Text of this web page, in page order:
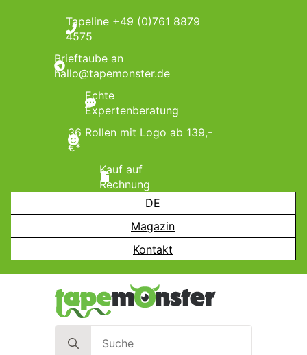
Tapeline +49 (0)761 8879
4575
Brieftaube an
hallo@tapemonster.de
Echte
Expertenberatung
36 Rollen mit Logo ab 139,-
€*
Kauf auf
Rechnung
DE
Magazin
Kontakt
for: